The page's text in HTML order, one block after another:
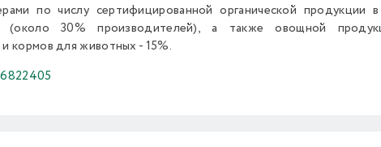
по числу сертифицированной органической продукции
(около 30% производителей), а также овощной
кормов для животных - 15%.